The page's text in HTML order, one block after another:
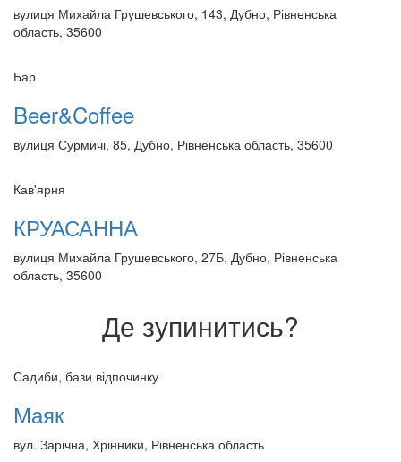
вулиця Михайла Грушевського, 143, Дубно, Рівненська
область, 35600
Бар
Beer&Coffee
вулиця Сурмичі, 85, Дубно, Рівненська область, 35600
Кав'ярня
КРУАСАННА
вулиця Михайла Грушевського, 27Б, Дубно, Рівненська
область, 35600
Де зупинитись?
Садиби, бази відпочинку
Маяк
вул. Зарічна, Хрінники, Рівненська область